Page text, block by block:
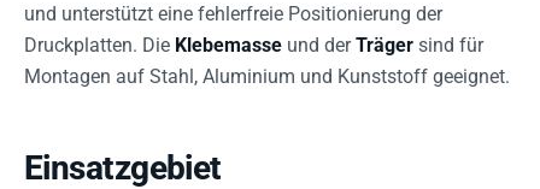
und unterstützt eine fehlerfreie Positionierung der
Druckplatten. Die Klebemasse und derTräger sind für
Montagen auf Stahl, Aluminium und Kunststoff geeignet.
Einsatzgebiet